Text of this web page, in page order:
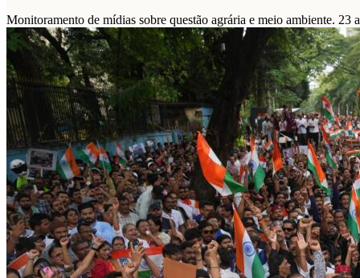
Monitoramento de mídias sobre questão agrária e meio ambiente. 23